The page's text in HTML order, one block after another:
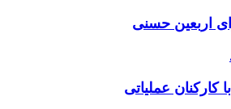
اربعین حسنی
عملیاتی